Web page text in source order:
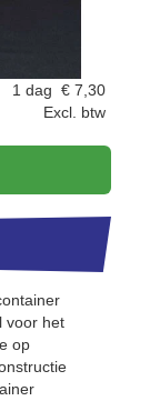
1 dag € 7,30
Excl. btw
voor het
op